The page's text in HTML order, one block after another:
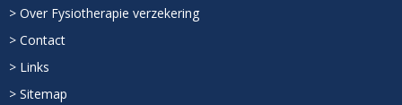
> Over Fysiotherapie verzekering
> Contact
> Links
> Sitemap